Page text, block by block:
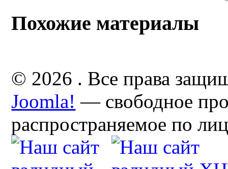
Похожие материалы
© 2026 . Все права
Joomla! — свободное
распространяемое по